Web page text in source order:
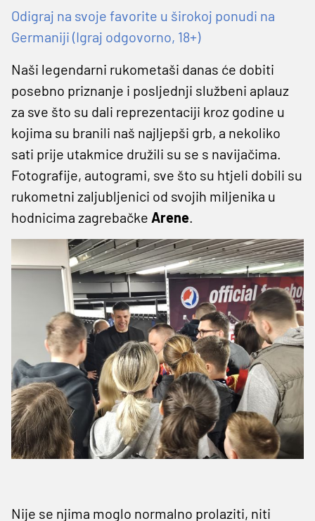
Odigraj na svoje favorite u širokoj ponudi na
Germaniji (Igraj odgovorno, 18+)
Naši legendarni rukometaši danas će dobiti
posebno priznanje i posljednji službeni aplauz
za sve što su dali reprezentaciji kroz godine u
kojima su branili naš najljepši grb, a nekoliko
sati prije utakmice družili su se s navijačima.
Fotografije, autogrami, sve što su htjeli dobili su
rukometni zaljubljenici od svojih miljenika u
hodnicima zagrebačke Arene
Nije se njima moglo normalno prolaziti, niti